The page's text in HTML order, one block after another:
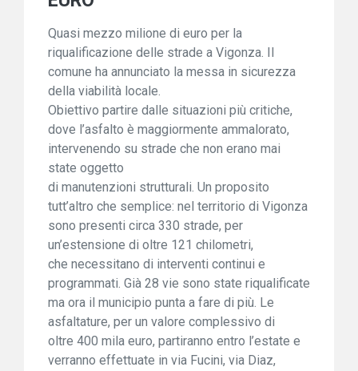
Quasi mezzo milione di euro per la
riqualificazione delle strade a Vigonza. Il
comune ha annunciato la messa in sicurezza
della viabilità locale.
Obiettivo partire dalle situazioni più critiche,
dove l’asfalto è maggiormente ammalorato,
intervenendo su strade che non erano mai
state oggetto
di manutenzioni strutturali. Un proposito
tutt’altro che semplice: nel territorio di Vigonza
sono presenti circa 330 strade, per
un’estensione di oltre 121 chilometri,
che necessitano di interventi continui e
programmati. Già 28 vie sono state riqualificate
ma ora il municipio punta a fare di più. Le
asfaltature, per un valore complessivo di
oltre 400 mila euro, partiranno entro l’estate e
verranno effettuate in via Fucini, via Diaz,